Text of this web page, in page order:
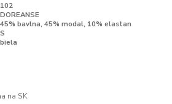
102
DOREANSE
45% bavlna, 45% modal, 10% elastan
S
biela
na SK